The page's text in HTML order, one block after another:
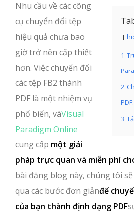
1
2
PDF:
3
Nhu cầu về các công
cụ chuyển đổi tệp
hiệu quả chưa bao
giờ trở nên cấp thiết
hơn. Việc chuyển đổi
các tệp FB2 thành
PDF là một nhiệm vụ
phổ biến, vàVisual
Paradigm Online
cung cấp một giải
pháp trực quan và miễn phí
bài đăng blog này, chúng tôi
qua các bước đơn giảnđể
của bạn thành định dạng PDF